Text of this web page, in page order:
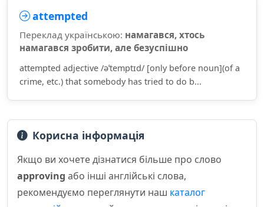
attempted
Переклад українською: намагався, хтось
намагався зробити, але безуспішно
attempted adjective /əˈtemptɪd/ [only before noun](of a
crime, etc.) that somebody has tried to do b...
Корисна інформація
Якщо ви хочете дізнатися більше про слово
approving або інші англійські слова,
рекомендуємо переглянути наш каталог